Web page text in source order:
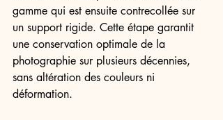
gamme qui est ensuite contrecollée sur
un support rigide. Cette étape garantit
une conservation optimale de la
photographie sur plusieurs décennies,
sans altération des couleurs ni
déformation.